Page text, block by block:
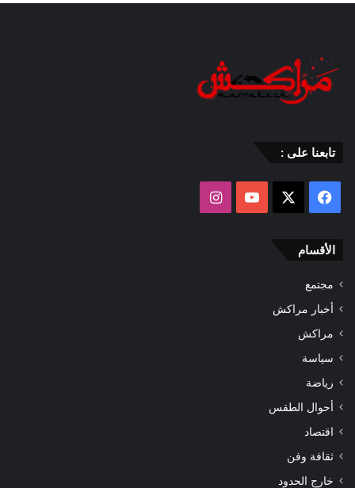
تابعنا على :
فيسبوك ‫YouTube
الأقسام
مجتمع
أخبار مراكش
مراكش
سياسة
رياضة
أحوال الطقس
اقتصاد
ثقافة وفن
خارج الحدود